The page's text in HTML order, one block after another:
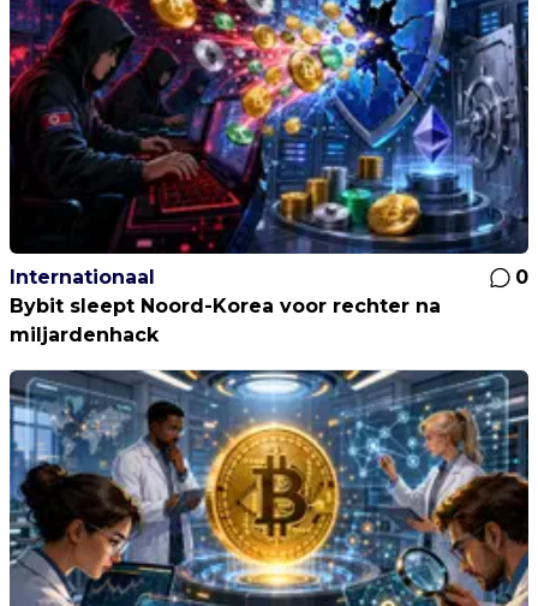
Internationaal
0
Bybit sleept Noord-Korea voor rechter na
miljardenhack